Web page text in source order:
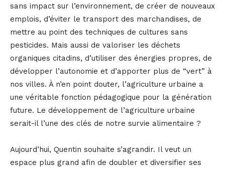
sans impact sur l’environnement, de créer de nouveaux
emplois, d’éviter le transport des marchandises, de
mettre au point des techniques de cultures sans
pesticides. Mais aussi de valoriser les déchets
organiques citadins, d’utiliser des énergies propres, de
développer l’autonomie et d’apporter plus de “vert” à
nos villes. À n’en point douter, l’agriculture urbaine a
une véritable fonction pédagogique pour la génération
future. Le développement de l’agriculture urbaine
serait-il l’une des clés de notre survie alimentaire ?
Aujourd’hui, Quentin souhaite s’agrandir. Il veut un
espace plus grand afin de doubler et diversifier ses